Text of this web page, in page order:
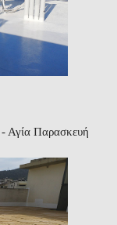
Αγία Παρασκευή